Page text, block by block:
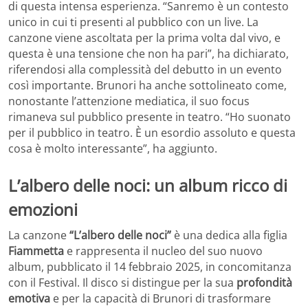
di questa intensa esperienza. “Sanremo è un contesto
unico in cui ti presenti al pubblico con un live. La
canzone viene ascoltata per la prima volta dal vivo, e
questa è una tensione che non ha pari”, ha dichiarato,
riferendosi alla complessità del debutto in un evento
così importante. Brunori ha anche sottolineato come,
nonostante l’attenzione mediatica, il suo focus
rimaneva sul pubblico presente in teatro. “Ho suonato
per il pubblico in teatro. È un esordio assoluto e questa
cosa è molto interessante”, ha aggiunto.
L’albero delle noci: un album ricco di
emozioni
La canzone“L’albero delle noci” è una dedica alla figlia
Fiammetta e rappresenta il nucleo del suo nuovo
album, pubblicato il 14 febbraio 2025, in concomitanza
con il Festival. Il disco si distingue per la sua profondità
emotiva e per la capacità di Brunori di trasformare